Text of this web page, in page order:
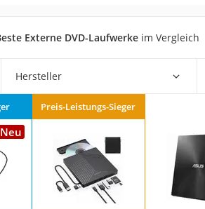
Lichtwecker
Service
Externe DVD-Laufwerke im Vergleich
Hersteller
Neu
Preis-Leistungs-Sieger